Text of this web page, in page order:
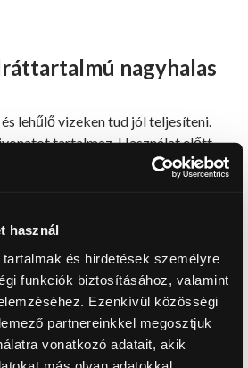
használ
és hirdetések személyre
funkciók biztosításához, valamint
Ezenkívül közösségi
partnereinkkel megosztjuk
vonatkozó adatait, akik
nagyhalas
lehűlő vizeken tud jól teljesíteni.
tartalmaz. Használat előtt
pop-ups bojlijajól
tartalmaz.
for Big Fish!
during summer and in cooling waters.
black pepper extract. It is
firm before use. The balanced and